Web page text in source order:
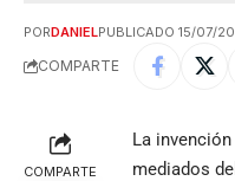
PORDANIELPUBLICADO 15/07/
COMPARTE
COMPARTE
La
mediados